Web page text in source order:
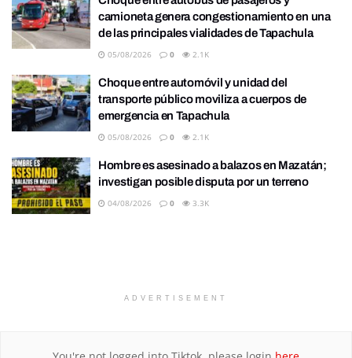
camioneta genera congestionamiento en una
de las principales vialidades de Tapachula
05/08/2026 0 2.1K
Choque entre automóvil y unidad del
transporte público moviliza a cuerpos de
emergencia en Tapachula
05/08/2026 0 2.1K
Hombre es asesinado a balazos en Mazatán;
investigan posible disputa por un terreno
04/08/2026 0 3.3K
ADVERTISEMENT